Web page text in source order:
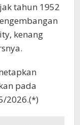
tahun 1952
kenang
pada
2026.(*)